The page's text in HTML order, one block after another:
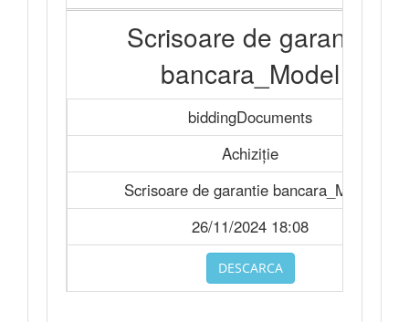
Scrisoare de garantie
bancara_Model
biddingDocuments
Achiziție
Scrisoare de garantie bancara_Model
26/11/2024 18:08
DESCARCA